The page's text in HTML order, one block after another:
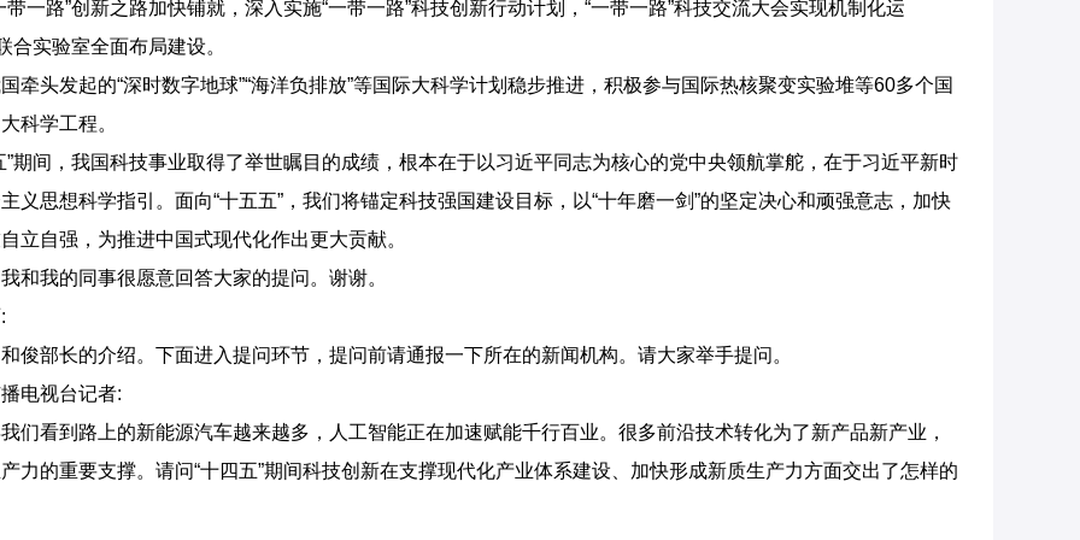
路”创新之路加快铺就，深入实施“一带一路”科技创新行动计划，“一带一路”科技交流大会实现机制化运
合实验室全面布局建设。
发起的“深时数字地球”“海洋负排放”等国际大科学计划稳步推进，积极参与国际热核聚变实验堆等60多个国
科学工程。
间，我国科技事业取得了举世瞩目的成绩，根本在于以习近平同志为核心的党中央领航掌舵，在于习近平新时
义思想科学指引。面向“十五五”，我们将锚定科技强国建设目标，以“十年磨一剑”的坚定决心和顽强意志，加快
立自强，为推进中国式现代化作出更大贡献。
我的同事很愿意回答大家的提问。谢谢。
长的介绍。下面进入提问环节，提问前请通报一下所在的新闻机构。请大家举手提问。
视台记者:
到路上的新能源汽车越来越多，人工智能正在加速赋能千行百业。很多前沿技术转化为了新产品新产业，
力的重要支撑。请问“十四五”期间科技创新在支撑现代化产业体系建设、加快形成新质生产力方面交出了怎样的